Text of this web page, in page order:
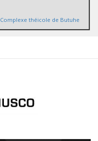
Complexe théicole de Butuhe